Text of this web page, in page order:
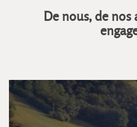
De nous, de